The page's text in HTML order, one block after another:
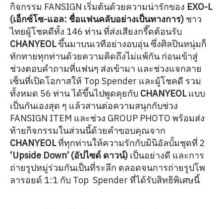
กิจกรรม FANSIGN เริ่มต้นด้วยความน่ารักของ EXO-L
(เอ็กซ์โซ-แอล: ชื่อแฟนคลับอย่างเป็นทางการ) ชาว
ไทยผู้โชคดีทั้ง 146 ท่าน ที่ส่งเสียงกรี๊ดต้อนรับ
CHANYEOLขึ้นมาบนเวทีอย่างอบอุ่น ซึ่งศิลปินหนุ่มก็
ทักทายทุกท่านด้วยความคิดถึงไม่แพ้กัน ก่อนเข้าสู่
ช่วงตอบคำถามที่แฟนๆ ส่งเข้ามา และช่วงแจกลาย
เซ็นที่เปิดโอกาสให้ Top Spender และผู้โชคดี รวม
ทั้งหมด 56 ท่าน ได้ขึ้นไปพูดคุยกับ CHANYEOLแบบ
เป็นกันเองสุด ๆ แล้วสานต่อความสนุกกับช่วง
FANSIGN ITEM และช่วง GROUP PHOTO พร้อมส่ง
ท้ายกิจกรรมในส่วนนี้ด้วยคำขอบคุณจาก
CHANYEOLที่ทุกท่านให้ความรักกับมินิอัลบั้มชุดที่ 2
‘Upside Down’ (อัปไซด์ ดาวน์) เป็นอย่างดี และการ
ถ่ายรูปหมู่ร่วมกันเป็นที่ระลึก ตลอดจนการถ่ายรูปโพ
ลารอยด์ 1:1 กับ Top Spender ที่ได้รับสิทธิพิเศษนี้